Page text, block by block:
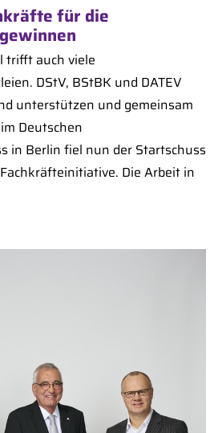
für die
trifft auch viele
DStV, BStBK und DATEV
unterstützen und gemeinsam
Deutschen
in Berlin fiel nun der Startschuss
Die Arbeit in